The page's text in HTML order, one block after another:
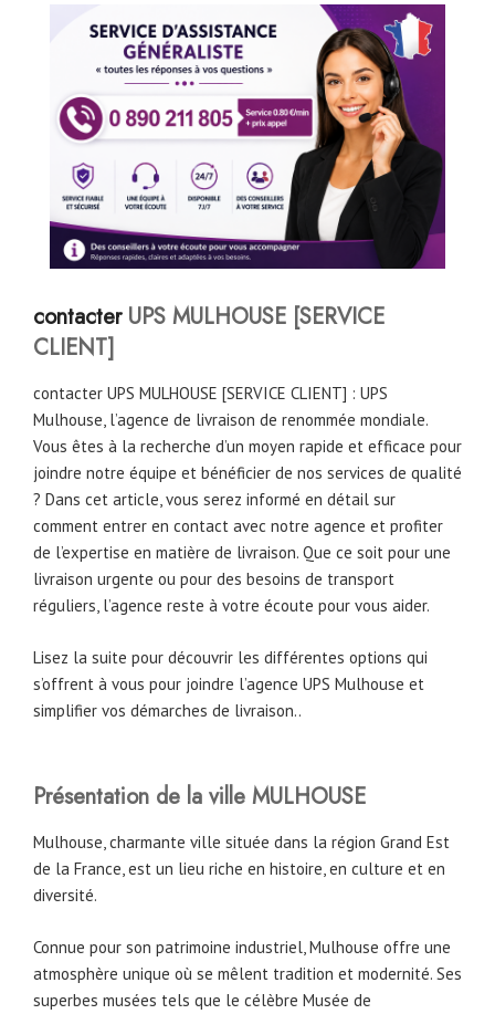
contacterUPS MULHOUSE [SERVICE
CLIENT]
contacter UPS MULHOUSE [SERVICE CLIENT] : UPS
Mulhouse, l’agence de livraison de renommée mondiale.
Vous êtes à la recherche d’un moyen rapide et efficace pour
joindre notre équipe et bénéficier de nos services de qualité
? Dans cet article, vous serez informé en détail sur
comment entrer en contact avec notre agence et profiter
de l’expertise en matière de livraison. Que ce soit pour une
livraison urgente ou pour des besoins de transport
réguliers, l’agence reste à votre écoute pour vous aider.
Lisez la suite pour découvrir les différentes options qui
s’offrent à vous pour joindre l’agence UPS Mulhouse et
simplifier vos démarches de livraison..
Présentation de la ville MULHOUSE
Mulhouse, charmante ville située dans la région Grand Est
de la France, est un lieu riche en histoire, en culture et en
diversité.
Connue pour son patrimoine industriel, Mulhouse offre une
atmosphère unique où se mêlent tradition et modernité. Ses
superbes musées tels que le célèbre Musée de